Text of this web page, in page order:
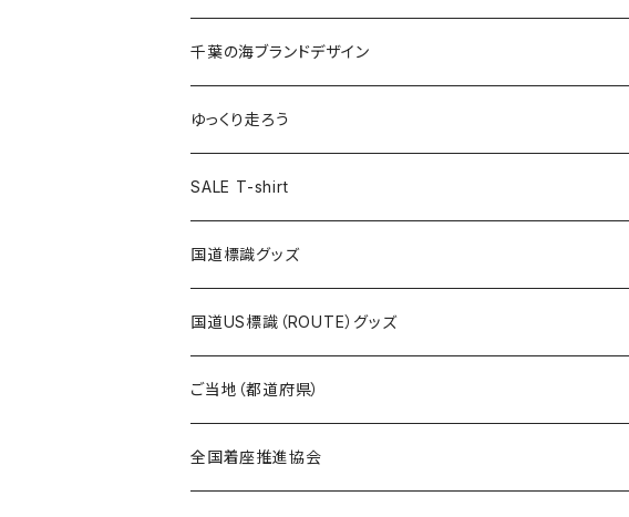
キャップ
トートバッグ
ランチバッグ
エコバッグ
キーホルダー
クリアファイル
缶バッジ
キーホルダー
クリアファイル
缶バッジ54mm
JAGUARさんコラボグッズ
Tシャツ
ステッカー
サコッシュ
ホテルキーホルダー
モーテルキーホルダー
トートバッグ
缶バッジ
クリアファイル
マスク
エコバッグ
千葉ロッテマリーンズコラボ
キャップ
エコバッグ
ステッカー
モーテルキーホルダー
ホテルキーホルダー
トートバッグ
Tシャツ
キャップ
ステッカー
ホテルキーホルダー
千葉の海ブランドデザイン
Tシャツ
キャップ
ステッカー
ゆっくり走ろう
Tシャツ
ステッカー
ホテルキーホルダー
SALE T-shirt
国道標識グッズ
ステッカー
国道0～99号線
国道100～199号線
Tシャツ
キャップ
国道US標識（ROUTE）グッズ
ステッカー
ROUTE 0～99号線
Tシャツ
ご当地（都道府県）
北海道
全国着座推進協会